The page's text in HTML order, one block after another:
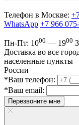
Телефон в Москве:
WhatsApp +7 966
Пн-Пт: 1000 — 1900
Доставка во все
населенные пункты
России
*Ваш телефон:
*Ваш email:
Перезвоните мне